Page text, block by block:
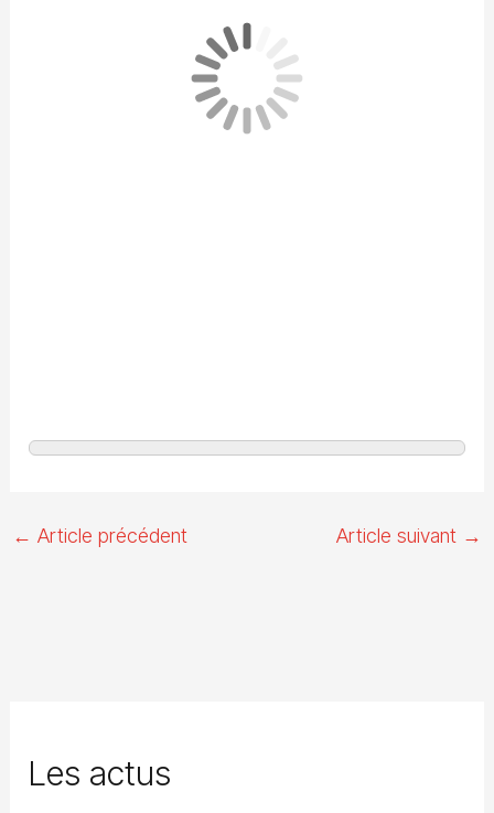
← Article précédent Article suivant →
Les actus